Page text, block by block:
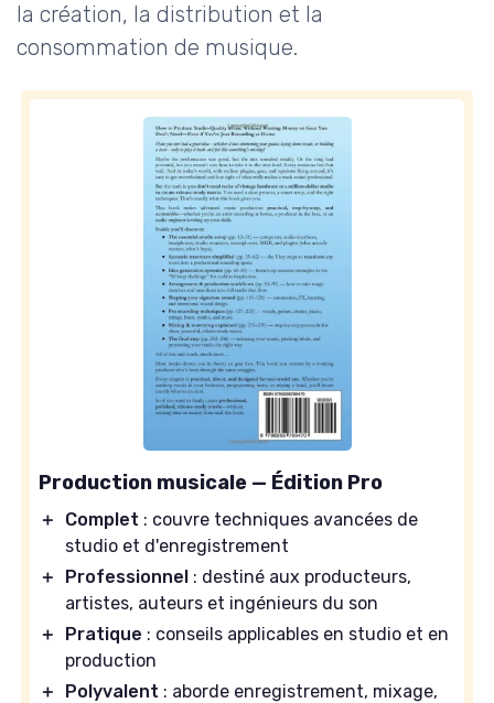
la création, la distribution et la
consommation de musique.
Production musicale — Édition Pro
＋ Complet : couvre techniques avancées de
studio et d'enregistrement
＋
Professionnel : destiné aux producteurs,
artistes, auteurs et ingénieurs du son
＋
Pratique : conseils applicables en studio et en
production
＋
Polyvalent : aborde enregistrement, mixage,